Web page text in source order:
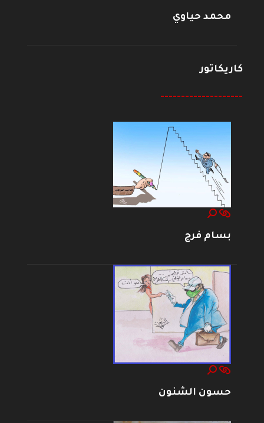
محمد حياوي
كاريكاتور
--------------------
بسام فرج
حسون الشنون